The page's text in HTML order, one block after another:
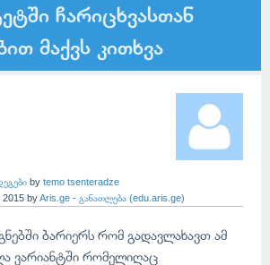
ჩარიცხვასთან
მაქვს კითხვა
by temo tsenteradze
2015 byAris.ge - განათლება (edu.aris.ge)
ბარიერს რომ გადავლახავთ ამ
ვარიანტში რომელიღაც